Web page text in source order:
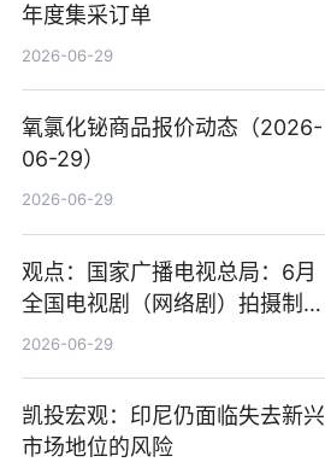
年度集采订单
2026-06-29
氧氯化铋商品报价动态（2026-
06-29）
2026-06-29
观点：国家广播电视总局：6月
全国电视剧（网络剧）拍摄制作
备案公示剧目197部
2026-06-29
凯投宏观：印尼仍面临失去新兴
市场地位的风险